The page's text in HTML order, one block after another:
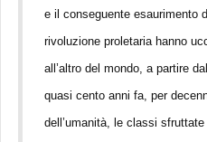
e il conseguente esaurimento
rivoluzione proletaria hanno
all’altro del mondo, a partire
quasi cento anni fa, per
dell’umanità, le classi